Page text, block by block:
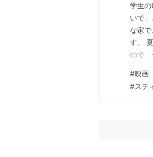
シンプル
ジャング
マーズ・ア
花嫁のパパ
恐竜小僧（
恐竜大行進
学生
いで
な家
す。
ので
きで
なぁ
#映画
#ステ